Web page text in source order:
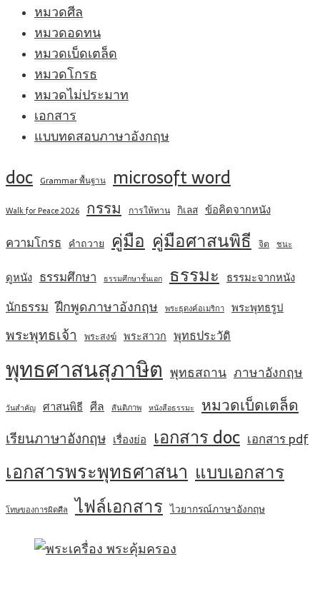
หมวดศีล
หมวดอดทน
หมวดเบ็ดเตล็ด
หมวดโกรธ
หมวดไม่ประมาท
เอกสาร
แบบทดสอบภาษาอังกฤษ
doc Grammar พื้นฐาน microsoft word
Walk for Peace 2026 กรรม การให้ทาน กิเลส ข้อคิดจากหนัง
ความโกรธ คำถวาย คู่มือ คู่มือศาสนพิธี จิต ชนะ
ดูหนัง ธรรมศึกษา ธรรมศึกษาชั้นเอก ธรรมะ ธรรมะจากหนัง
นักธรรม ฝึกพูดภาษาอังกฤษ พระธุดงค์อเมริกา พระพุทธรูป
พระพุทธเจ้า พระสงฆ์ พระสาวก พุทธประวัติ
พุทธศาสนสุภาษิต พุทธสถาน ภาษาอังกฤษ
วันสำคัญ ศาสนพิธี ศีล สันติภาพ หนังสือธรรมะ หมวดเบ็ดเตล็ด
เรียนภาษาอังกฤษ เรื่องย่อ เอกสาร doc เอกสาร pdf
เอกสารพระพุทธศาสนา แบบเอกสาร
โทษของการผิดศีล ไฟล์เอกสาร ไวยากรณ์ภาษาอังกฤษ